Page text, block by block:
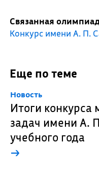
Связанная
Конкурс имени А. П.
Еще по теме
Новость
Итоги конкурса
задач имени А.
учебного года
→